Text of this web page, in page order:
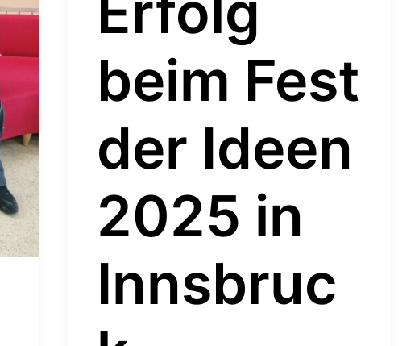
beim Fest
der Ideen
2025 in
Innsbruc